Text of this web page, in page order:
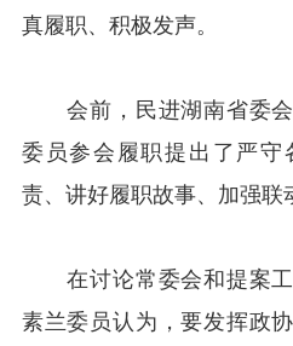
真履职、积极发声。
会前，民进湖南省委会
委员参会履职提出了严守
责、讲好履职故事、加强联
在讨论常委会和提案工
素兰委员认为，要发挥政